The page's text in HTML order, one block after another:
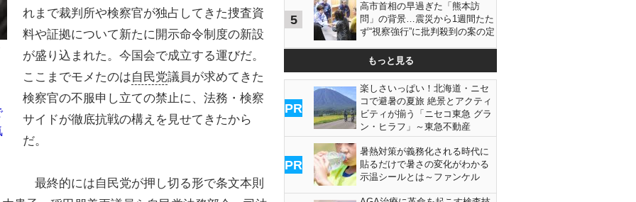
れまで裁判所や検察官が独占してきた捜査資
料や証拠について新たに開示命令制度の新設
が盛り込まれた。今国会で成立する運びだ。
ここまでモメたのは自民党議員が求めてきた
検察官の不服申し立ての禁止に、法務・検察
サイドが徹底抗戦の構えを見せてきたから
だ。
最終的には自民党が押し切る形で条文本則
5
高市首相の早過ぎた「熊本訪
問」の背景…震災から1週間たた
ず“視察強行”に批判殺到の案の定
もっと見る
PR
楽しさいっぱい！北海道・ニセ
コで避暑の夏旅 絶景とアクティ
ビティが揃う「ニセコ東急 グラ
ン・ヒラフ」～東急不動産
PR
暑熱対策が義務化される時代に
貼るだけで暑さの変化がわかる
示温シールとは～ファンケル